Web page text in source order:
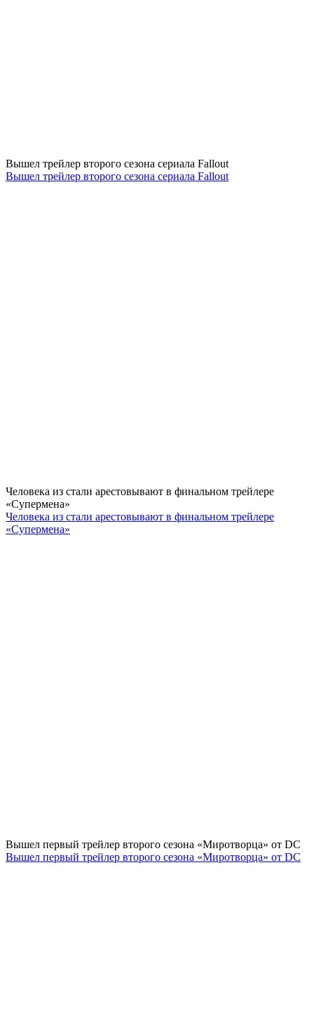
Вышел трейлер второго сезона сериала Fallout
Вышел трейлер второго сезона сериала Fallout
Человека из стали арестовывают в финальном трейлере
«Супермена»
Человека из стали арестовывают в финальном трейлере
«Супермена»
Вышел первый трейлер второго сезона «Миротворца» от DC
Вышел первый трейлер второго сезона «Миротворца» от DC